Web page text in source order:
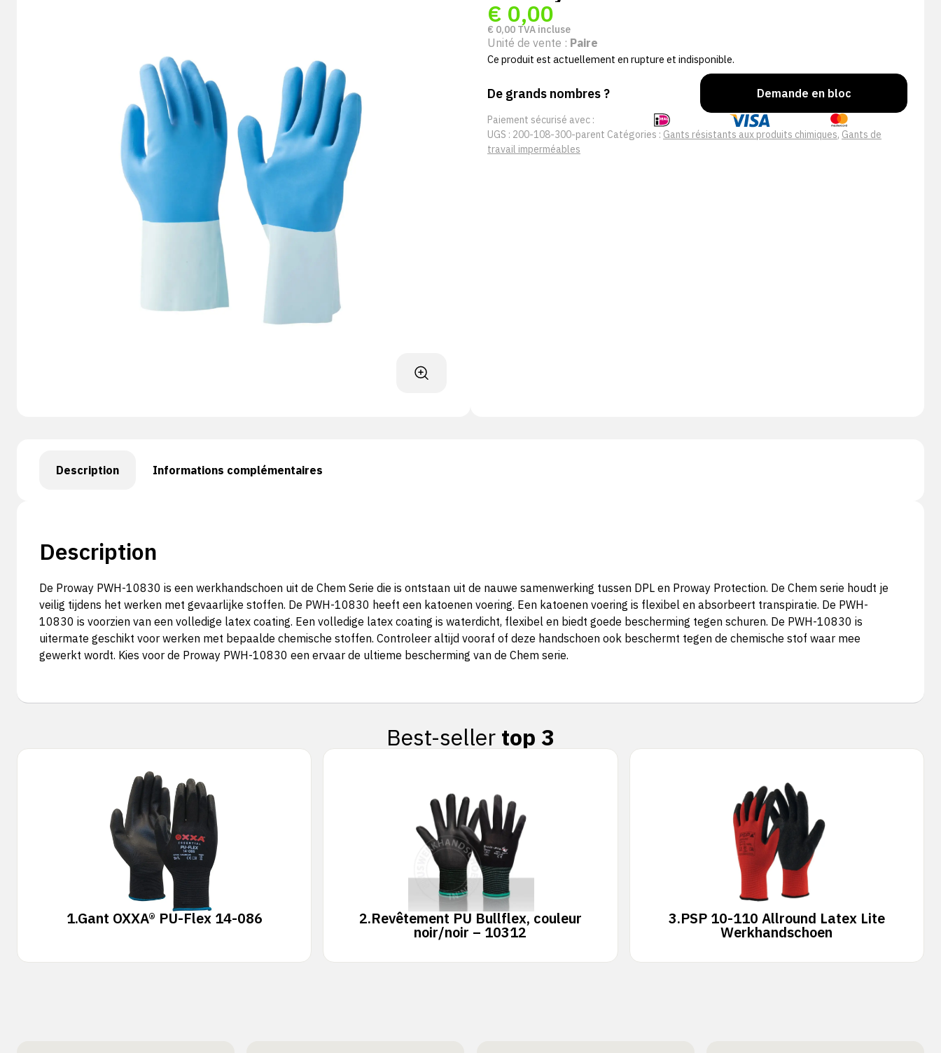
€ 0,00
€ 0,00 TVA incluse
Unité de vente : Paire
Ce produit est actuellement en rupture et indisponible.
De grands nombres ? Demande en bloc
Paiement sécurisé avec :
UGS : 200-108-300-parent Catégories : Gants résistants aux produits chimiques, Gants de
travail imperméables
Description Informations complémentaires
Description
De Proway PWH-10830 is een werkhandschoen uit de Chem Serie die is ontstaan uit de nauwe samenwerking tussen DPL en Proway Protection. De Chem serie houdt je
veilig tijdens het werken met gevaarlijke stoffen. De PWH-10830 heeft een katoenen voering. Een katoenen voering is flexibel en absorbeert transpiratie. De PWH-
10830 is voorzien van een volledige latex coating. Een volledige latex coating is waterdicht, flexibel en biedt goede bescherming tegen schuren. De PWH-10830 is
uitermate geschikt voor werken met bepaalde chemische stoffen. Controleer altijd vooraf of deze handschoen ook beschermt tegen de chemische stof waar mee
gewerkt wordt. Kies voor de Proway PWH-10830 een ervaar de ultieme bescherming van de Chem serie.
Best-seller top 3
1.Gant OXXA® PU-Flex 14-086 2.Revêtement PU Bullflex, couleur
noir/noir – 10312
3.PSP 10-110 Allround Latex Lite
Werkhandschoen